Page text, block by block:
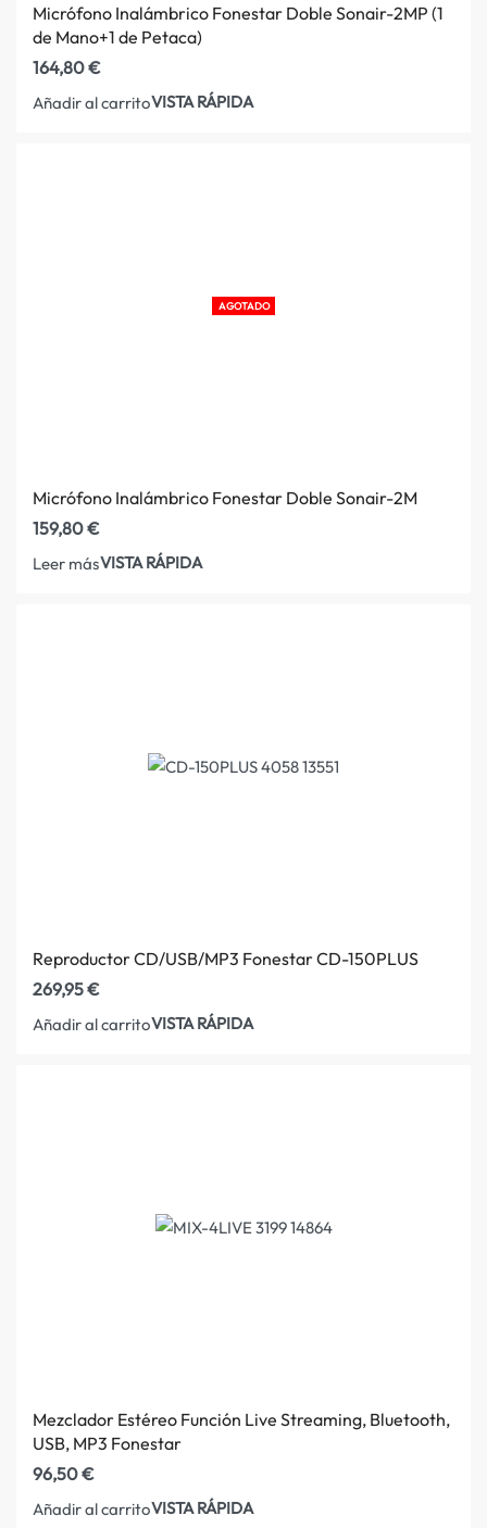
Micrófono Inalámbrico Fonestar Doble Sonair-2MP (1
de Mano+1 de Petaca)
164,80€
Añadir al carritoVISTA RÁPIDA
AGOTADO
Micrófono Inalámbrico Fonestar Doble Sonair-2M
159,80€
Leer másVISTA RÁPIDA
Reproductor CD/USB/MP3 Fonestar CD-150PLUS
269,95€
Añadir al carritoVISTA RÁPIDA
Mezclador Estéreo Función Live Streaming, Bluetooth,
USB, MP3 Fonestar
96,50€
Añadir al carritoVISTA RÁPIDA